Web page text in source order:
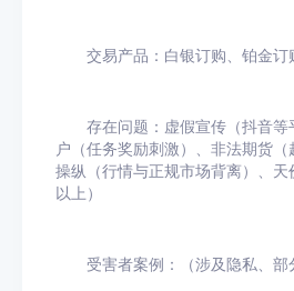
交易产品：白银订购、铂金订
存在问题：虚假宣传（抖音等
户（任务奖励刺激）、非法期货
操纵（行情与正规市场背离）、天
以上）
受害者案例：（涉及隐私、部